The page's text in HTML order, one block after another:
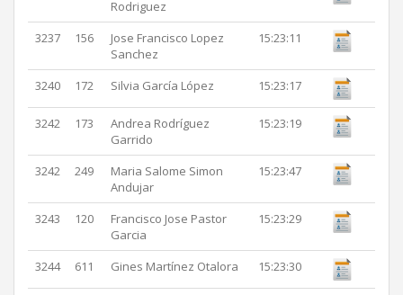
Rodriguez
3237
156
Jose Francisco Lopez
Sanchez
15:23:11
3240 172 Silvia García López 15:23:17
3242 173
Andrea Rodríguez
Garrido
15:23:19
3242 249
Maria Salome Simon
Andujar
15:23:47
3243 120
Francisco Jose Pastor
Garcia
15:23:29
3244 611 Gines Martínez Otalora 15:23:30